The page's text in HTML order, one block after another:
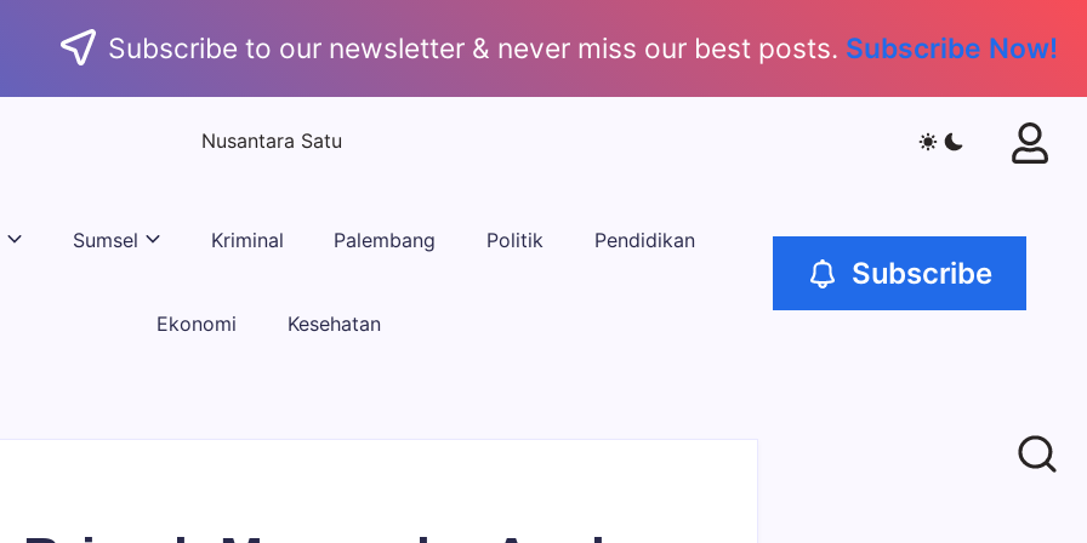
Subscribe to our newsletter & never miss our best posts. Subscribe Now!
Nusantara Satu
Berita
Sumsel Kriminal Palembang Politik Pendidikan
Ekonomi Kesehatan
Subscribe